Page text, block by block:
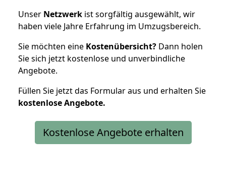
Unser Netzwerk ist sorgfältig ausgewählt, wir
haben viele Jahre Erfahrung im Umzugsbereich.
Sie möchten eine Kostenübersicht? Dann holen
Sie sich jetzt kostenlose und unverbindliche
Angebote.
Füllen Sie jetzt das Formular aus und erhalten Sie
kostenloseAngebote.
Kostenlose Angebote erhalten